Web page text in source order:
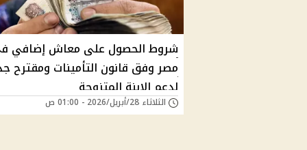
شروط الحصول على معاش إضافي
مصر وفق قانون التأمينات ومقترح
لدعم الابنة المتزوجة
الثلاثاء 28/أبريل/2026 - 01:00 ص